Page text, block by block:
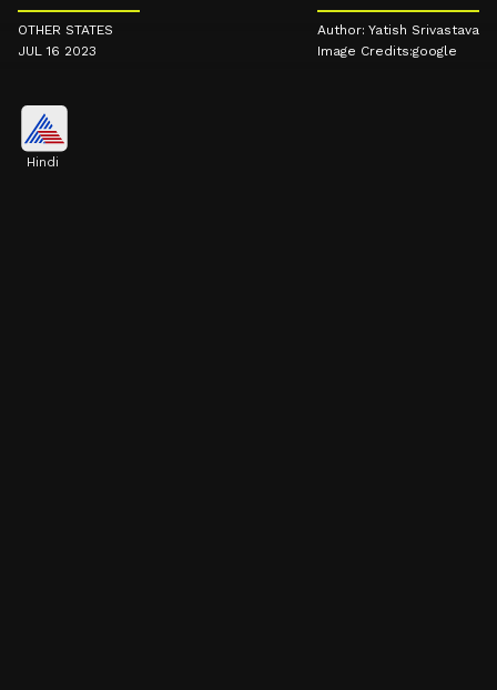
OTHER STATES
JUL 16 2023
Author: Yatish Srivastava
Image Credits:google
Hindi